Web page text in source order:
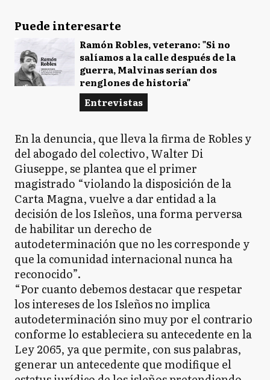
Puede interesarte
Ramón Robles, veterano: "Si no
salíamos a la calle después de la
guerra, Malvinas serían dos
renglones de historia"
Entrevistas
En la denuncia, que lleva la firma de Robles y
del abogado del colectivo, Walter Di
Giuseppe, se plantea que el primer
magistrado “violando la disposición de la
Carta Magna, vuelve a dar entidad a la
decisión de los Isleños, una forma perversa
de habilitar un derecho de
autodeterminación que no les corresponde y
que la comunidad internacional nunca ha
reconocido”.
“Por cuanto debemos destacar que respetar
los intereses de los Isleños no implica
autodeterminación sino muy por el contrario
conforme lo estableciera su antecedente en la
Ley 2065, ya que permite, con sus palabras,
generar un antecedente que modifique el